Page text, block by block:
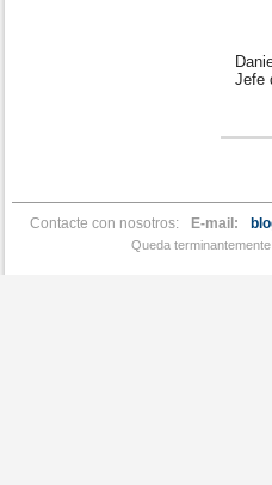
Jefe
Contacte con nosotros: E-mail:
Queda